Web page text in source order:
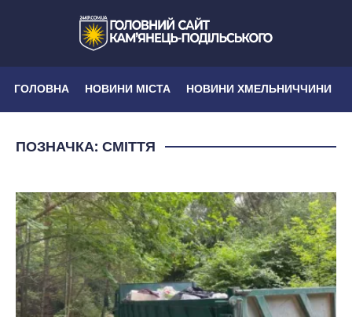
ГОЛОВНА НОВИНИ МІСТА НОВИНИ ХМЕЛЬНИЧЧИНИ
ПОЗНАЧКА: СМІТТЯ